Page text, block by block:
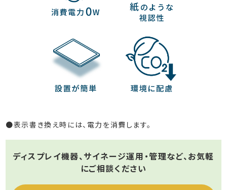
●表示書き換え時には、電力を消費します。
ディスプレイ機器、サイネージ運用・管理など、お気軽
にご相談ください